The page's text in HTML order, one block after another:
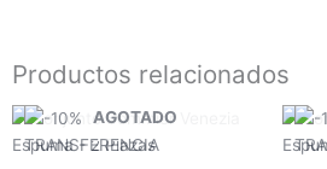
Productos relacionados
AGOTADO